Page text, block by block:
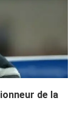
de la